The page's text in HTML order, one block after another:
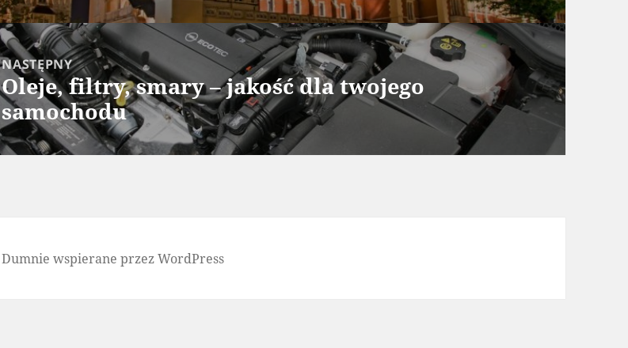
NASTĘPNY
Następny
wpis:
Oleje, filtry, smary – jakość dla twojego
samochodu
Dumnie wspierane przez WordPress